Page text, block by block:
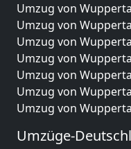
Umzug von
Umzug von
Umzug von
Umzug von
Umzug von
Umzug von
Umzug von
Umzüge-